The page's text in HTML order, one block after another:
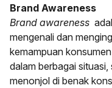
Brand Awareness
Brand awareness
mengenali dan
kemampuan
dalam berbagai
menonjol di benak